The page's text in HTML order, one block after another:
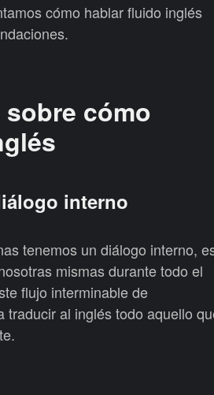
cómo hablar fluido inglés
cómo
interno
tenemos un diálogo interno,
mismas durante todo el
flujo interminable de
traducir al inglés todo aquello